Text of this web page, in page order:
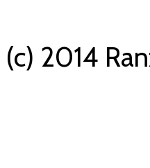
(c) 2014